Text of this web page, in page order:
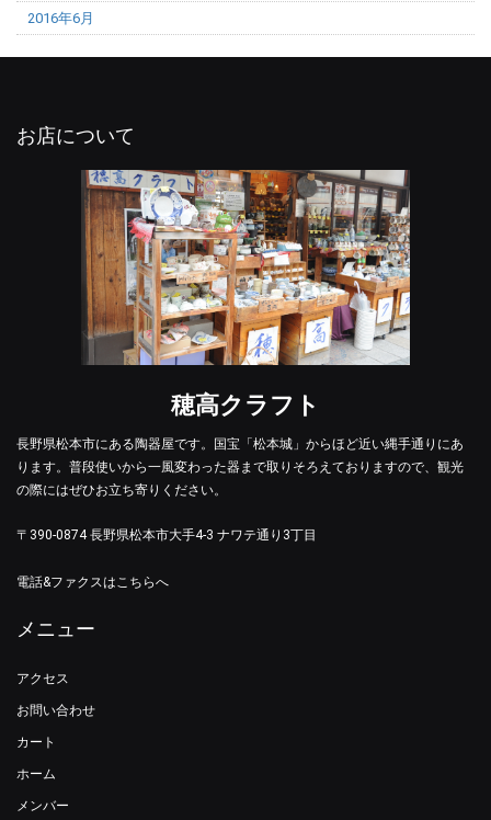
2016年6月
お店について
穂高クラフト
長野県松本市にある陶器屋です。国宝「松本城」からほど近い縄手通りにあ
ります。普段使いから一風変わった器まで取りそろえておりますので、観光
の際にはぜひお立ち寄りください。
〒390-0874 長野県松本市大手4-3 ナワテ通り3丁目
電話&ファクスはこちらへ
メニュー
アクセス
お問い合わせ
カート
ホーム
メンバー